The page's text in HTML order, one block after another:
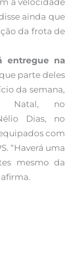
a velocidade
ainda que
da frota de
entregue na
parte deles
da semana,
Natal, no
Dias, no
com
“Haverá uma
mesmo da